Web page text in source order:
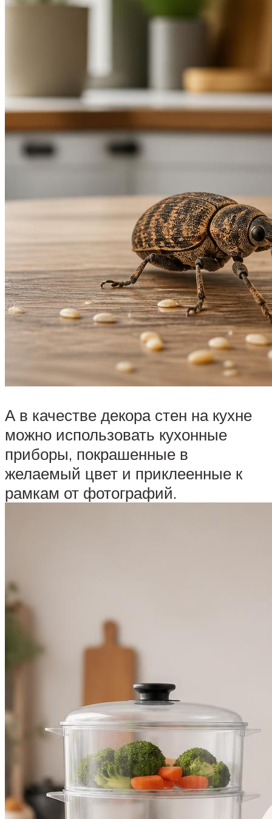
А в качестве декора стен на кухне
можно использовать кухонные
приборы, покрашенные в
желаемый цвет и приклеенные к
рамкам от фотографий.